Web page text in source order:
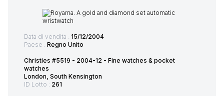
Data di vendita : 15/12/2004
Paese : Regno Unito
Christies #5519 - 2004-12 - Fine watches & pocket
watches
London, South Kensington
ID Lotto : 261